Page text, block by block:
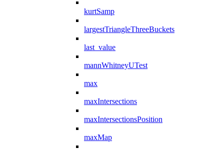
kurtSamp
largestTriangleThreeBuckets
last_value
mannWhitneyUTest
max
maxIntersections
maxIntersectionsPosition
maxMap